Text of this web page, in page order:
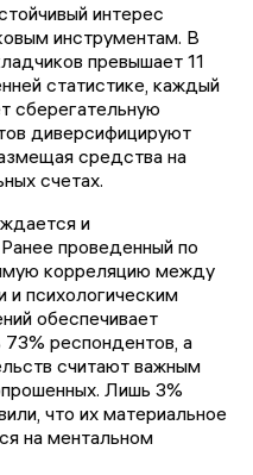
интерес
инструментам. В
превышает 11
статистике, каждый
сберегательную
диверсифицируют
средства на
счетах.
и
проведенный по
корреляцию между
и психологическим
обеспечивает
респондентов, а
считают важным
Лишь 3%
что их материальное
на ментальном